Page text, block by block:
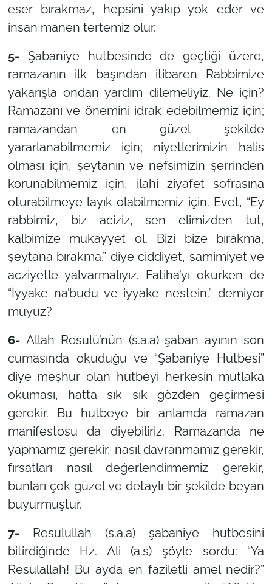
eser bırakmaz, hepsini yakıp yok eder ve
insan manen tertemiz olur.
5- Şabaniye hutbesinde de geçtiği üzere,
ramazanın ilk başından itibaren Rabbimize
yakarışla ondan yardım dilemeliyiz. Ne için?
Ramazanı ve önemini idrak edebilmemiz için;
ramazandan en güzel şekilde
yararlanabilmemiz için; niyetlerimizin halis
olması için, şeytanın ve nefsimizin şerrinden
korunabilmemiz için, ilahi ziyafet sofrasına
oturabilmeye layık olabilmemiz için. Evet, “Ey
rabbimiz, biz aciziz, sen elimizden tut,
kalbimize mukayyet ol. Bizi bize bırakma,
şeytana bırakma.” diye ciddiyet, samimiyet ve
acziyetle yalvarmalıyız. Fatiha’yı okurken de
“İyyake na’budu ve iyyake nestein.” demiyor
muyuz?
6- Allah Resulü’nün (s.a.a) şaban ayının son
cumasında okuduğu ve “Şabaniye Hutbesi”
diye meşhur olan hutbeyi herkesin mutlaka
okuması, hatta sık sık gözden geçirmesi
gerekir. Bu hutbeye bir anlamda ramazan
manifestosu da diyebiliriz. Ramazanda ne
yapmamız gerekir, nasıl davranmamız gerekir,
fırsatları nasıl değerlendirmemiz gerekir,
bunları çok güzel ve detaylı bir şekilde beyan
buyurmuştur.
7- Resulullah (s.a.a) şabaniye hutbesini
bitirdiğinde Hz. Ali (a.s) şöyle sordu: “Ya
Resulallah! Bu ayda en faziletli amel nedir?”